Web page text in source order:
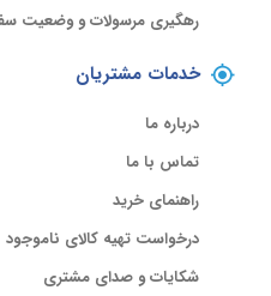
رهگیری مرسولات و وضعیت
خدمات مشتریان
درباره ما
تماس با ما
راهنمای خرید
درخواست تهیه کالای ناموجود
شکایات و صدای مشتری